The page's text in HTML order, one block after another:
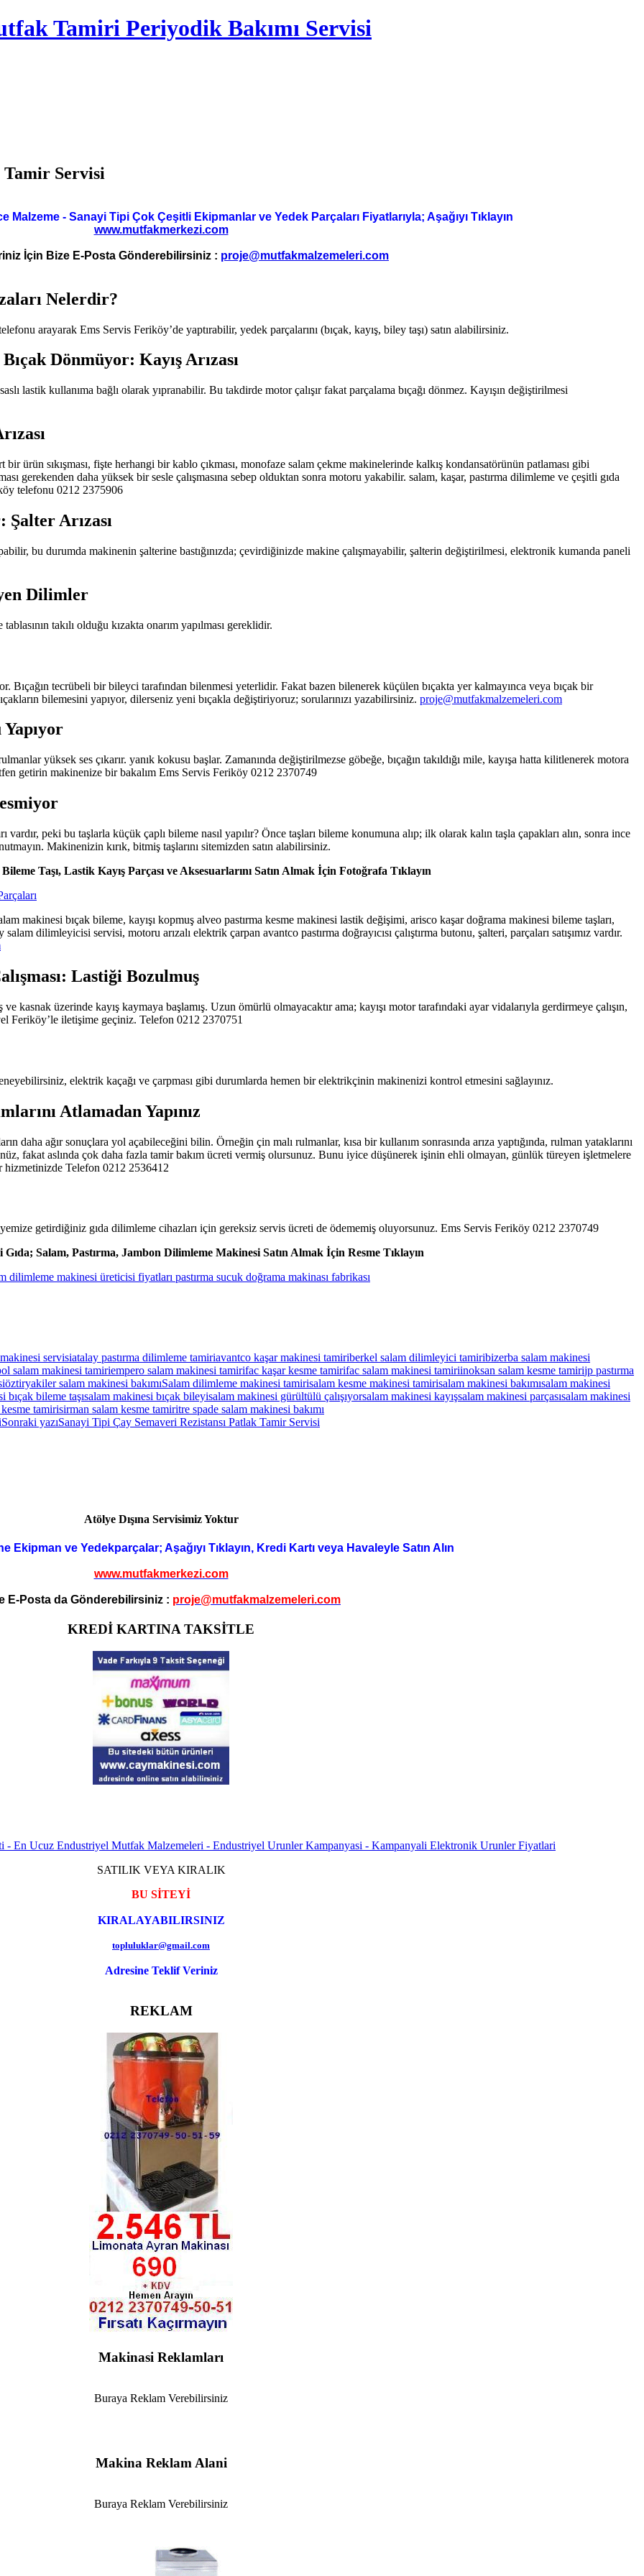
Tamiri Periyodik Bakımı Servisi
Tamir Servisi
- Sanayi Tipi Çok Çeşitli Ekipmanlar ve Yedek Parçaları Fiyatlarıyla; Aşağıyı Tıklayın
www.mutfakmerkezi.com
İçin Bize E-Posta Gönderebilirsiniz : proje@mutfakmalzemeleri.com
Nelerdir?
arayarak Ems Servis Feriköy’de yaptırabilir, yedek parçalarını (bıçak, kayış, biley taşı) satın alabilirsiniz.
Dönmüyor: Kayış Arızası
lastik kullanıma bağlı olarak yıpranabilir. Bu takdirde motor çalışır fakat parçalama bıçağı dönmez. Kayışın değiştirilmesi
ürün sıkışması, fişte herhangi bir kablo çıkması, monofaze salam çekme makinelerinde kalkış kondansatörünün patlaması gibi
gerekenden daha yüksek bir sesle çalışmasına sebep olduktan sonra motoru yakabilir. salam, kaşar, pastırma dilimleme ve çeşitli gıda
telefonu 0212 2375906
Arızası
bu durumda makinenin şalterine bastığınızda; çevirdiğinizde makine çalışmayabilir, şalterin değiştirilmesi, elektronik kumanda paneli
Dilimler
takılı olduğu kızakta onarım yapılması gereklidir.
Bıçağın tecrübeli bir bileyci tarafından bilenmesi yeterlidir. Fakat bazen bilenerek küçülen bıçakta yer kalmayınca veya bıçak bir
bilemesini yapıyor, dilerseniz yeni bıçakla değiştiriyoruz; sorularınızı yazabilirsiniz. proje@mutfakmalzemeleri.com
yüksek ses çıkarır. yanık kokusu başlar. Zamanında değiştirilmezse göbeğe, bıçağın takıldığı mile, kayışa hatta kilitlenerek motora
getirin makinenize bir bakalım Ems Servis Feriköy 0212 2370749
peki bu taşlarla küçük çaplı bileme nasıl yapılır? Önce taşları bileme konumuna alıp; ilk olarak kalın taşla çapakları alın, sonra ince
Makinenizin kırık, bitmiş taşlarını sitemizden satın alabilirsiniz.
Taşı, Lastik Kayış Parçası ve Aksesuarlarını Satın Almak İçin Fotoğrafa Tıklayın
makinesi bıçak bileme, kayışı kopmuş alveo pastırma kesme makinesi lastik değişimi, arisco kaşar doğrama makinesi bileme taşları,
dilimleyicisi servisi, motoru arızalı elektrik çarpan avantco pastırma doğrayıcısı çalıştırma butonu, şalteri, parçaları satışımız vardır.
Lastiği Bozulmuş
kasnak üzerinde kayış kaymaya başlamış. Uzun ömürlü olmayacaktır ama; kayışı motor tarafındaki ayar vidalarıyla gerdirmeye çalışın,
Feriköy’le iletişime geçiniz. Telefon 0212 2370751
elektrik kaçağı ve çarpması gibi durumlarda hemen bir elektrikçinin makinenizi kontrol etmesini sağlayınız.
Atlamadan Yapınız
daha ağır sonuçlara yol açabileceğini bilin. Örneğin çin malı rulmanlar, kısa bir kullanım sonrasında arıza yaptığında, rulman yataklarını
fakat aslında çok daha fazla tamir bakım ücreti vermiş olursunuz. Bunu iyice düşünerek işinin ehli olmayan, günlük türeyen işletmelere
hizmetinizde Telefon 0212 2536412
getirdiğiniz gıda dilimleme cihazları için gereksiz servis ücreti de ödememiş oluyorsunuz. Ems Servis Feriköy 0212 2370749
Gıda; Salam, Pastırma, Jambon Dilimleme Makinesi Satın Almak İçin Resme Tıklayın
servisiatalay pastırma dilimleme tamiriavantco kaşar makinesi tamiriberkel salam dilimleyici tamiribizerba salam makinesi
salam makinesi tamiriempero salam makinesi tamirifac kaşar kesme tamirifac salam makinesi tamiriinoksan salam kesme tamirijp pastırma
öztiryakiler salam makinesi bakımıSalam dilimleme makinesi tamirisalam kesme makinesi tamirisalam makinesi bakımısalam makinesi
bıçak bileme taşısalam makinesi bıçak bileyisalam makinesi gürültülü çalışıyorsalam makinesi kayışsalam makinesi parçasısalam makinesi
tamirisirman salam kesme tamiritre spade salam makinesi bakımı
Sonraki yazıSanayi Tipi Çay Semaveri Rezistansı Patlak Tamir Servisi
Atölye Dışına Servisimiz Yoktur
Ekipman ve Yedekparçalar; Aşağıyı Tıklayın, Kredi Kartı veya Havaleyle Satın Alın
www.mutfakmerkezi.com
E-Posta da Gönderebilirsiniz : proje@mutfakmalzemeleri.com
KREDİ KARTINA TAKSİTLE
SATILIK VEYA KIRALIK
BU SİTEYİ
KIRALAYABILIRSINIZ
topluluklar@gmail.com
Adresine Teklif Veriniz
REKLAM
Makinasi Reklamları
Buraya Reklam Verebilirsiniz
Makina Reklam Alani
Buraya Reklam Verebilirsiniz